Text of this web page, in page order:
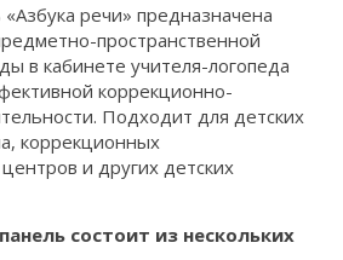
речи» предназначена
пространственной
в кабинете учителя-логопеда
коррекционно-
Подходит для детских
коррекционных
и других детских
состоит из нескольких